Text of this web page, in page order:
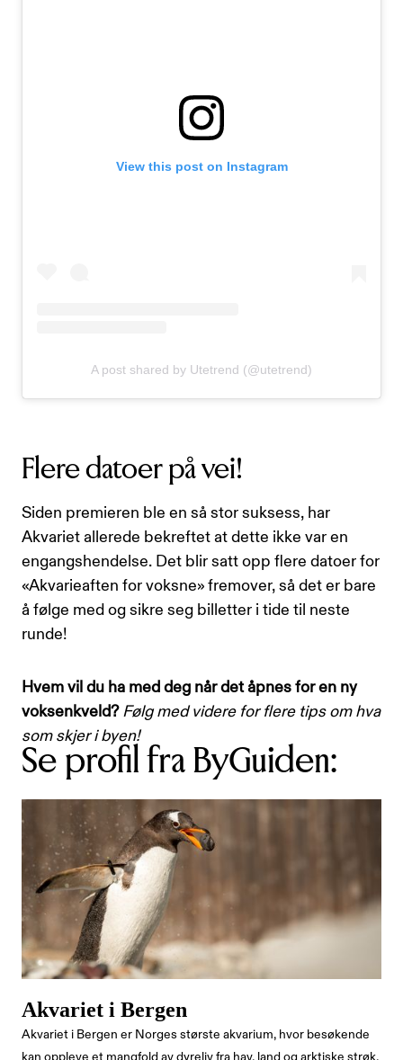
View this post on Instagram
A post shared by Utetrend (@utetrend)
Flere datoer på vei!
Siden premieren ble en så stor suksess, har
Akvariet allerede bekreftet at dette ikke var en
engangshendelse. Det blir satt opp flere datoer for
«Akvarieaften for voksne» fremover, så det er bare
å følge med og sikre seg billetter i tide til neste
runde!
Hvem vil du ha med deg når det åpnes for en ny
voksenkveld?Følg med videre for flere tips om hva
som skjer i byen!
Se profil fra ByGuiden:
Akvariet i Bergen
Akvariet i Bergen er Norges største akvarium, hvor besøkende